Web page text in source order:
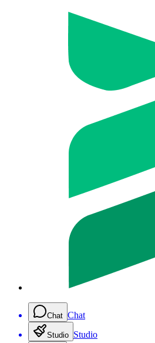
Chat Chat
Studio Studio